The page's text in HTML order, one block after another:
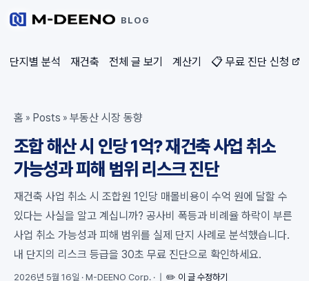
BLOG
단지별 분석 재건축 전체 글 보기 계산기 📋 무료 진단 신청
홈 » Posts » 부동산 시장 동향
조합 해산 시 인당 1억? 재건축 사업 취소
가능성과 피해 범위 리스크 진단
재건축 사업 취소 시 조합원 1인당 매몰비용이 수억 원에 달할 수
있다는 사실을 알고 계십니까? 공사비 폭등과 비례율 하락이 부른
사업 취소 가능성과 피해 범위를 실제 단지 사례로 분석했습니다.
내 단지의 리스크 등급을 30초 무료 진단으로 확인하세요.
2026년 5월 16일 · M-DEENO Corp. · ✏️ 이 글 수정하기